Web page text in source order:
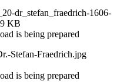
dr_stefan_fraedrich-1606-
KB
is being prepared
Stefan-Fraedrich.jpg
is being prepared